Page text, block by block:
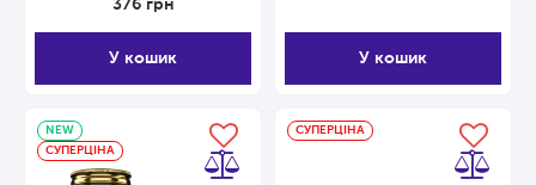
376 грн
У кошик У кошик
NEW
СУПЕРЦІНА
СУПЕРЦІНА